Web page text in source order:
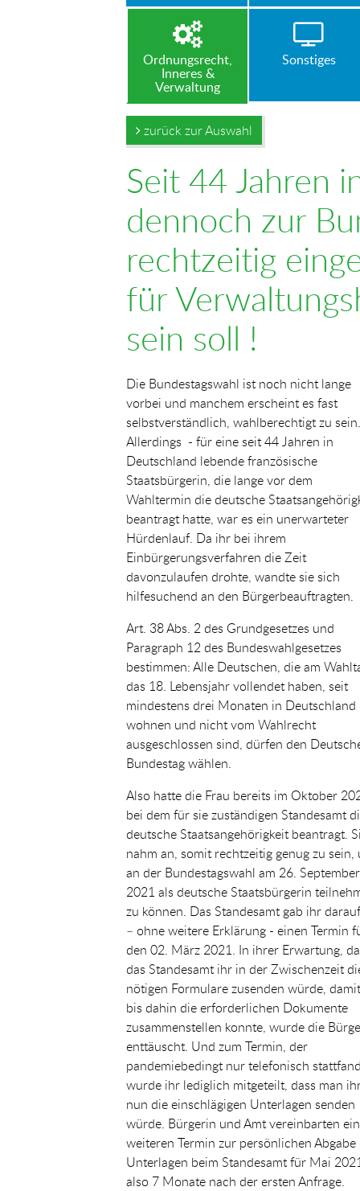
Ordnungsrecht,
Inneres &
Verwaltung
Sonstiges
zurück zur Auswahl
Seit 44 Jahren
dennoch zur
rechtzeitig
für
sein soll !
Die Bundestagswahl ist noch nicht lange
vorbei und manchem erscheint es fast
selbstverständlich, wahlberechtigt zu sein.
Allerdings - für eine seit 44 Jahren in
Deutschland lebende französische
Staatsbürgerin, die lange vor dem
Wahltermin die deutsche
beantragt hatte, war es ein unerwarteter
Hürdenlauf. Da ihr bei ihrem
Einbürgerungsverfahren die Zeit
davonzulaufen drohte, wandte sie sich
hilfesuchend an den Bürgerbeauftragten.
Art. 38 Abs. 2 des Grundgesetzes und
Paragraph 12 des Bundeswahlgesetzes
bestimmen: Alle Deutschen, die am
das 18. Lebensjahr vollendet haben, seit
mindestens drei Monaten in Deutschland
wohnen und nicht vom Wahlrecht
ausgeschlossen sind, dürfen den
Bundestag wählen.
Also hatte die Frau bereits im Oktober
bei dem für sie zuständigen Standesamt
deutsche Staatsangehörigkeit beantragt.
nahm an, somit rechtzeitig genug zu sein,
an der Bundestagswahl am 26. September
2021 als deutsche Staatsbürgerin
zu können. Das Standesamt gab ihr
– ohne weitere Erklärung - einen Termin
den 02. März 2021. In ihrer Erwartung,
das Standesamt ihr in der Zwischenzeit
nötigen Formulare zusenden würde,
bis dahin die erforderlichen Dokumente
zusammenstellen konnte, wurde die
enttäuscht. Und zum Termin, der
pandemiebedingt nur telefonisch
wurde ihr lediglich mitgeteilt, dass man
nun die einschlägigen Unterlagen senden
würde. Bürgerin und Amt vereinbarten
weiteren Termin zur persönlichen Abgabe
Unterlagen beim Standesamt für Mai
also 7 Monate nach der ersten Anfrage.